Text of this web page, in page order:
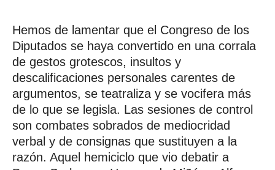
Hemos de lamentar que el Congreso de los
Diputados se haya convertido en una corrala
de gestos grotescos, insultos y
descalificaciones personales carentes de
argumentos, se teatraliza y se vocifera más
de lo que se legisla. Las sesiones de control
son combates sobrados de mediocridad
verbal y de consignas que sustituyen a la
razón. Aquel hemiciclo que vio debatir a